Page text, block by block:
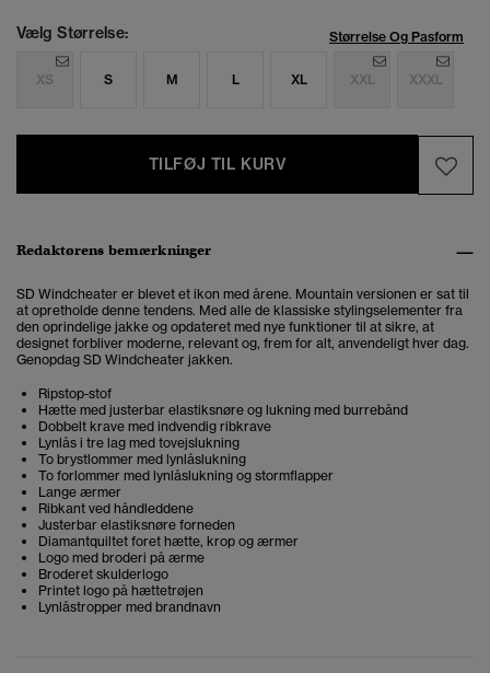
Vælg Størrelse: Størrelse Og Pasform
XS S M L XL XXL XXXL
TILFØJ TIL KURV
Redaktørens bemærkninger
SD Windcheater er blevet et ikon med årene. Mountain versionen er sat til
at opretholde denne tendens. Med alle de klassiske stylingselementer fra
den oprindelige jakke og opdateret med nye funktioner til at sikre, at
designet forbliver moderne, relevant og, frem for alt, anvendeligt hver dag.
Genopdag SD Windcheater jakken.
Ripstop-stof
Hætte med justerbar elastiksnøre og lukning med burrebånd
Dobbelt krave med indvendig ribkrave
Lynlås i tre lag med tovejslukning
To brystlommer med lynlåslukning
To forlommer med lynlåslukning og stormflapper
Lange ærmer
Ribkant ved håndleddene
Justerbar elastiksnøre forneden
Diamantquiltet foret hætte, krop og ærmer
Logo med broderi på ærme
Broderet skulderlogo
Printet logo på hættetrøjen
Lynlåstropper med brandnavn